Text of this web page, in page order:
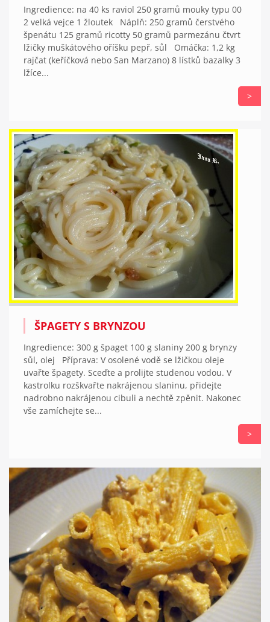
Ingredience: na 40 ks raviol 250 gramů mouky typu 00
2 velká vejce 1 žloutek Náplň: 250 gramů čerstvého
špenátu 125 gramů ricotty 50 gramů parmezánu čtvrt
lžičky muškátového oříšku pepř, sůl Omáčka: 1,2 kg
rajčat (keříčková nebo San Marzano) 8 lístků bazalky 3
lžíce...
>
ŠPAGETY S BRYNZOU
Ingredience: 300 g špaget 100 g slaniny 200 g brynzy
sůl, olej Příprava: V osolené vodě se lžičkou oleje
uvařte špagety. Sceďte a prolijte studenou vodou. V
kastrolku rozškvařte nakrájenou slaninu, přidejte
nadrobno nakrájenou cibuli a nechtě zpěnit. Nakonec
vše zamíchejte se...
>